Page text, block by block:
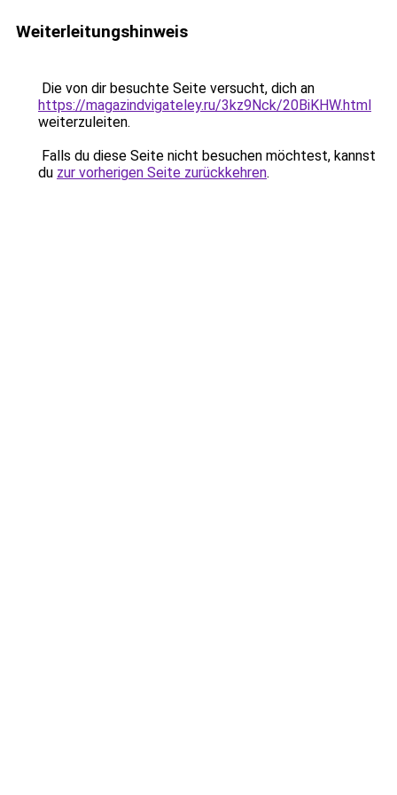
Weiterleitungshinweis
Die von dir besuchte Seite versucht, dich an
https://magazindvigateley.ru/3kz9Nck/20BiKHW.html
weiterzuleiten.
Falls du diese Seite nicht besuchen möchtest, kannst
du zur vorherigen Seite zurückkehren.